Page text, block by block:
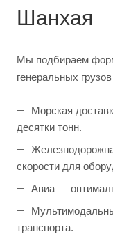
Шанхая
Мы подбираем
генеральных
Морская
десятки тонн.
скорости для
Авиа —
транспорта.